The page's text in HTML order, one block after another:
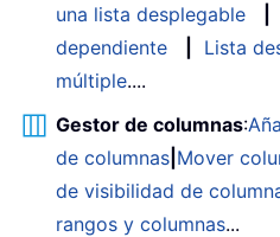
una lista desplegable
dependiente
Lista
múltiple....
Gestor de columnas:
de columnas Mover
de visibilidad de
rangos y columnas...